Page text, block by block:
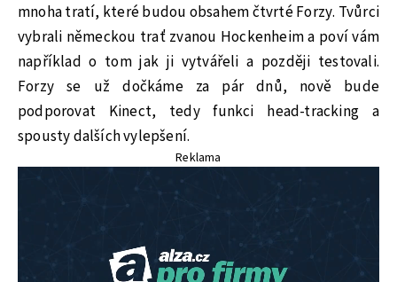
mnoha tratí, které budou obsahem čtvrté Forzy. Tvůrci
vybrali německou trať zvanou Hockenheim a poví vám
například o tom jak ji vytvářeli a později testovali.
Forzy se už dočkáme za pár dnů, nově bude
podporovat Kinect, tedy funkci head-tracking a
spousty dalších vylepšení.
Reklama